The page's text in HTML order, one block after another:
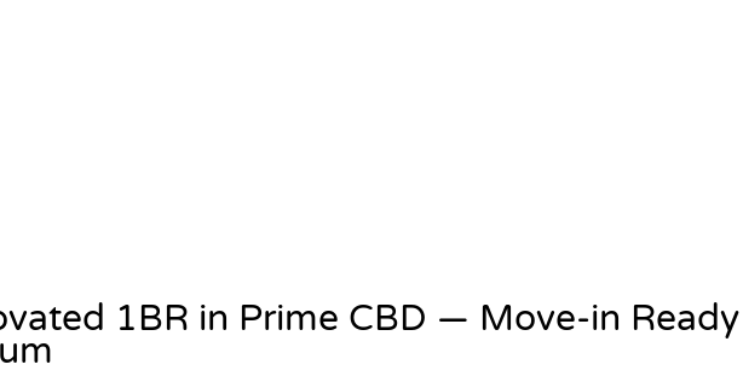
1BR in Prime CBD — Move-in